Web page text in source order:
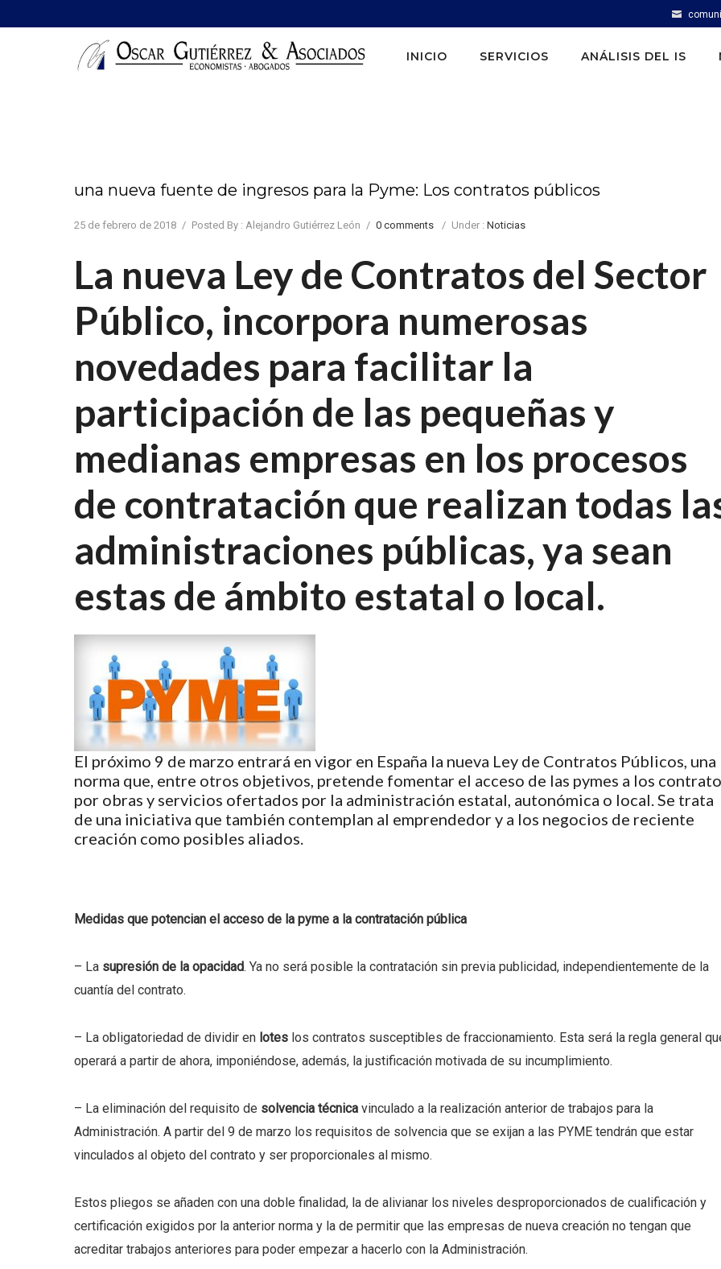
INICIO SERVICIOS ANÁLISIS DEL IS
una nueva fuente de ingresos para la Pyme: Los contratos públicos
25 de febrero de 2018 / Posted By : Alejandro Gutiérrez León / 0 comments / Under : Noticias
La nueva Ley de Contratos del Sector
Público, incorpora numerosas
novedades para facilitar la
participación de las pequeñas y
medianas empresas en los procesos
de contratación que realizan todas
administraciones públicas, ya sean
estas de ámbito estatal o local.
El próximo 9 de marzo entrará en vigor en España la nueva Ley de Contratos Públicos, una
norma que, entre otros objetivos, pretende fomentar el acceso de las pymes a los
por obras y servicios ofertados por la administración estatal, autonómica o local. Se trata
de una iniciativa que también contemplan al emprendedor y a los negocios de reciente
creación como posibles aliados.
Medidas que potencian el acceso de la pyme a la contratación pública
– La supresión de la opacidad. Ya no será posible la contratación sin previa publicidad, independientemente de la
cuantía del contrato.
– La obligatoriedad de dividir en lotes los contratos susceptibles de fraccionamiento. Esta será la regla general
operará a partir de ahora, imponiéndose, además, la justificación motivada de su incumplimiento.
– La eliminación del requisito de solvencia técnica vinculado a la realización anterior de trabajos para la
Administración. A partir del 9 de marzo los requisitos de solvencia que se exijan a las PYME tendrán que estar
vinculados al objeto del contrato y ser proporcionales al mismo.
Estos pliegos se añaden con una doble finalidad, la de alivianar los niveles desproporcionados de cualificación y
certificación exigidos por la anterior norma y la de permitir que las empresas de nueva creación no tengan que
acreditar trabajos anteriores para poder empezar a hacerlo con la Administración.